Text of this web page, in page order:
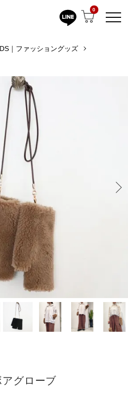
0
｜ファッショングッズ
アグローブ